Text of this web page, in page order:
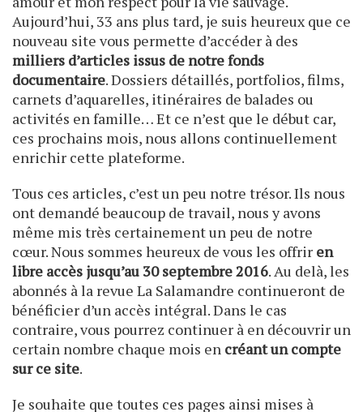
Aujourd’hui, 33 ans plus tard, je suis heureux que ce
nouveau site vous permette d’accéder à des
milliers d’articles issus de notre fonds
documentaire. Dossiers détaillés, portfolios, films,
carnets d’aquarelles, itinéraires de balades ou
activités en famille… Et ce n’est que le début car,
ces prochains mois, nous allons continuellement
enrichir cette plateforme.
Tous ces articles, c’est un peu notre trésor. Ils nous
ont demandé beaucoup de travail, nous y avons
même mis très certainement un peu de notre
cœur. Nous sommes heureux de vous les offrir en
libre accès jusqu’au 30 septembre 2016. Au delà, les
abonnés à la revue La Salamandre continueront de
bénéficier d’un accès intégral. Dans le cas
contraire, vous pourrez continuer à en découvrir un
certain nombre chaque mois en créant un compte
sur ce site.
Je souhaite que toutes ces pages ainsi mises à